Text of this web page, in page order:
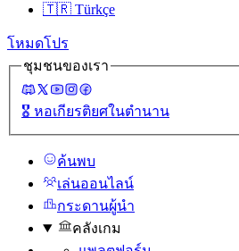
🇹🇷 Türkçe
โหมดโปร
ชุมชนของเรา
🎖️ หอเกียรติยศในตํานาน
ค้นพบ
เล่นออนไลน์
กระดานผู้นํา
คลังเกม